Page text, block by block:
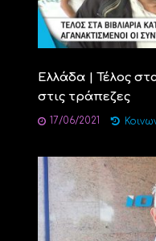
Ελλάδα | Τέλος
στις τράπεζες
17/06/2021